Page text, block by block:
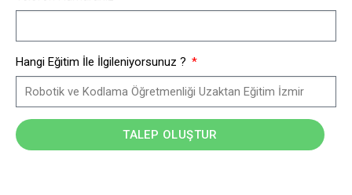
Hangi Eğitim İle İlgileniyorsunuz ?
TALEP OLUŞTUR